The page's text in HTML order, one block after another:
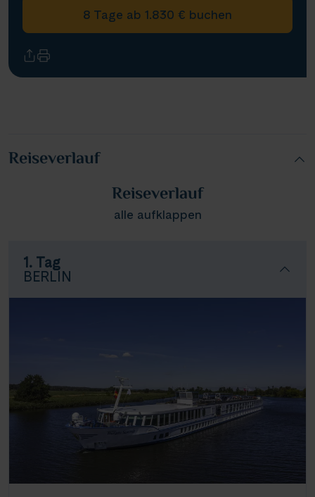
8 Tage ab 1.830 € buchen
Reiseverlauf
Reiseverlauf
alle aufklappen
1. Tag
BERLIN